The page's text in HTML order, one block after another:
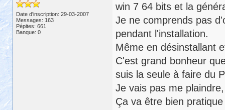
Date d'inscription: 29-03-2007
Messages: 163
Pépites: 661
Banque: 0
win 7 64 bits et la
Je ne comprends pas
pendant l'installation.
Même en désinstallant
C'est grand bonheur
suis la seule à faire du
Je vais pas me
Ça va être bien